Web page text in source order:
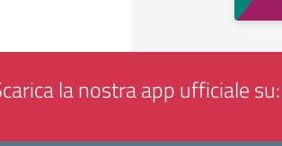
la nostra app ufficiale su: